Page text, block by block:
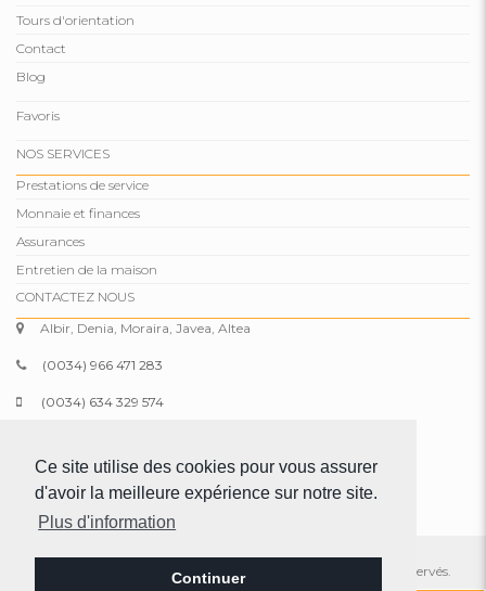
Ce site utilise des cookies pour vous assurer
d'avoir la meilleure expérience sur notre site.
Plus d'information
Continuer
Tours d'orientation
Contact
Blog
Favoris
NOS SERVICES
Prestations de service
Monnaie et finances
Assurances
Entretien de la maison
CONTACTEZ NOUS
Albir, Denia, Moraira, Javea, Altea
(0034) 966 471 283
(0034) 634 329 574
www.comparepropertiesspain.com
© 2026 Compare Properties Spain S.L. Tous les droits sont réservés.